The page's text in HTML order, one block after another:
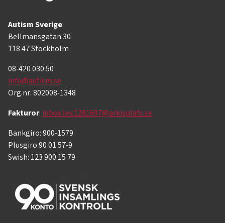
Autism Sverige
Bellmansgatan 30
118 47 Stockholm
08-420 030 50
info@autism.se
Org.nr: 802008-1348
Fakturor: inbox.lev.1281697@arkivplats.se
Bankgiro: 900-1579
Plusgiro 90 01 57-9
Swish: 123 900 15 79